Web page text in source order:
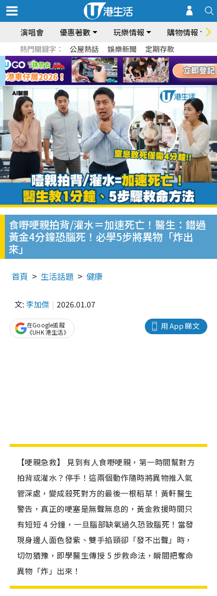
演唱會 優惠著數 玩樂情報 購物情報
熱門關鍵字： 公屋熱話 娛樂新聞 定期存款
食嘢哽親拍背/灌水＝加速死亡！醫生：錯過
黃金4分鐘恐腦死！必學5步將異物「炸出
來」
首頁 生活話題 健康
文: 李加傑 2026.01.07
用 App 睇文
在Google追蹤
《UHK 港生活》
【哽親急救】 見到有人食嘢哽親，第一時間幫對方
拍背或灌水？停手！這兩個動作隨時將異物推入氣
管深處，變成殺死對方的最後一根稻草！黃軒醫生
警告，真正的哽塞是無聲無息的，黃金救援時間只
有短短 4 分鐘，一旦腦部缺氧過久恐致腦死！當發
現身邊人面色發紫、雙手掐頸卻「發不出聲」時，
切勿猶豫，即學醫生傳授 5 步救命法，瞬間把奪命
異物「炸」出來！